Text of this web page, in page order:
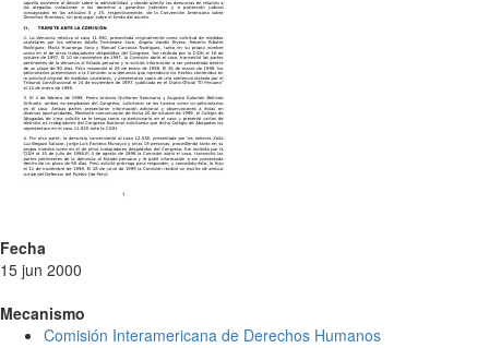
Fecha
15 jun 2000
Mecanismo
Comisión Interamericana de Derechos Humanos